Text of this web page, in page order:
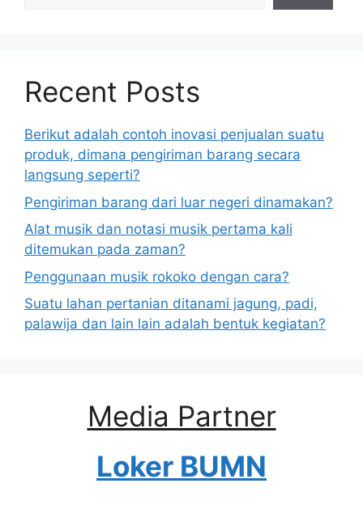
Recent Posts
Berikut adalah contoh inovasi penjualan suatu
produk, dimana pengiriman barang secara
langsung seperti?
Pengiriman barang dari luar negeri dinamakan?
Alat musik dan notasi musik pertama kali
ditemukan pada zaman?
Penggunaan musik rokoko dengan cara?
Suatu lahan pertanian ditanami jagung, padi,
palawija dan lain lain adalah bentuk kegiatan?
Media Partner
Loker BUMN